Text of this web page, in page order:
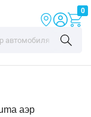
0
аэр